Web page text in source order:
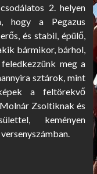
2. helyen
hogy a Pegazus
és stabil, épülő,
bármikor, bárhol,
meg a
sztárok, mint
a feltörekvő
Zsoltiknak és
keményen